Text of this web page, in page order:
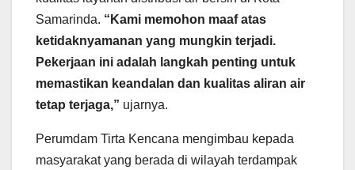
Samarinda. “Kami memohon maaf atas
ketidaknyamanan yang mungkin terjadi.
Pekerjaan ini adalah langkah penting untuk
memastikan keandalan dan kualitas aliran air
tetap terjaga,” ujarnya.
Perumdam Tirta Kencana mengimbau kepada
masyarakat yang berada di wilayah terdampak